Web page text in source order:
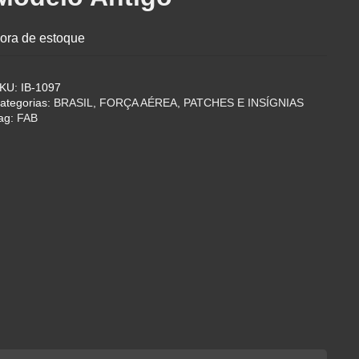
de estoque
IB-1097
BRASIL, FORÇA AÉREA, PATCHES E INSÍGNIAS
FAB